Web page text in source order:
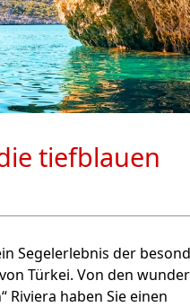
tiefblauen
Segelerlebnis der
Türkei. Von den
Riviera haben Sie einen